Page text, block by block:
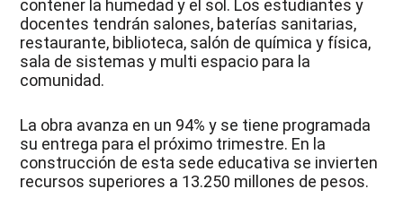
contener la humedad y el sol. Los estudiantes y
docentes tendrán salones, baterías sanitarias,
restaurante, biblioteca, salón de química y física,
sala de sistemas y multi espacio para la
comunidad.
La obra avanza en un 94% y se tiene programada
su entrega para el próximo trimestre. En la
construcción de esta sede educativa se invierten
recursos superiores a 13.250 millones de pesos.